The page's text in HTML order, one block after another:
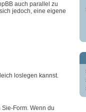
auch parallel zu
jedoch, eine eigene
loslegen kannst.
Form. Wenn du